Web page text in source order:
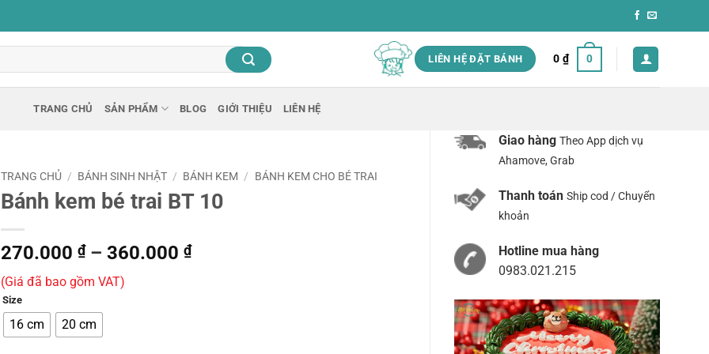
LIÊN HỆ ĐẶT BÁNH 0 ₫ 0
TRANG CHỦ SẢN PHẨM BLOG GIỚI THIỆU LIÊN HỆ
Giao hàng Theo App dịch vụ
Ahamove, Grab
Thanh toán Ship cod / Chuyển
khoản
Hotline mua hàng
0983.021.215
TRANG CHỦ / BÁNH SINH NHẬT / BÁNH KEM / BÁNH KEM CHO BÉ TRAI
Bánh kem bé trai BT 10
270.000₫ – 360.000₫Khoảng
(Giá đã bao gồm VAT)
Size
16 cm 20 cm